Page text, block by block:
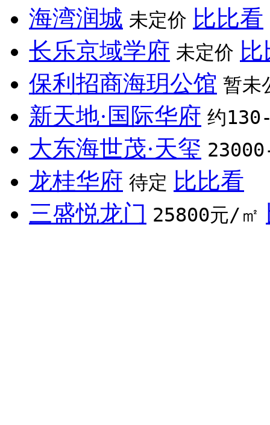
海湾润城 未定价 比比看
长乐京域学府 未定价
保利招商海玥公馆 暂未
新天地·国际华府 约
大东海世茂·天玺
龙桂华府 待定 比比看
三盛悦龙门 25800元/㎡